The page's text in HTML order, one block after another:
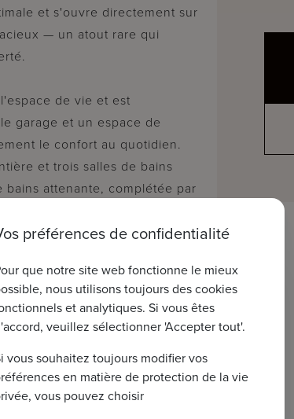
et s'ouvre directement sur
— un atout rare qui
de vie et est
garage et un espace de
le confort au quotidien.
et trois salles de bains
attenante, complétée par
flexibilité supplémentaires
de cette propriété :
De plus, des dispositions
la construction d'une
davantage le potentiel de
une villa unique aux finitions
exceptionnel.
préférences de confidentialité
que notre site web fonctionne le mieux
nous utilisons toujours des cookies
et analytiques. Si vous êtes
veuillez sélectionner 'Accepter tout'.
vous souhaitez toujours modifier vos
en matière de protection de la vie
vous pouvez choisir